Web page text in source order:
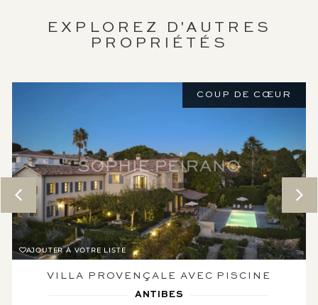
Éclairage extérieur
Fenêtres coulissantes
Stores
Volets roulants
électriques
PROXIMITÉ :
Aéroport : 25 km(s)
Autoroute : 6 minute(s)
Centre ville : 4 minute(s)
Commerces : 4 minute(s)
Mer : 20 minute(s)
Supermarché : 5
EXPLOREZ D'AUTRES
PROPRIÉTÉS
COUP DE CŒUR
AJOUTER À VOTRE LISTE
VILLA PROVENÇALE AVEC PISCINE
ANTIBES